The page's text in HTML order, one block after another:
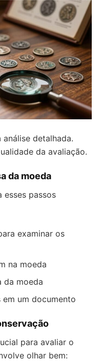
detalhada.
da avaliação.
da moeda
esses passos
examinar os
na moeda
da moeda
em um documento
para avaliar o
olhar bem: